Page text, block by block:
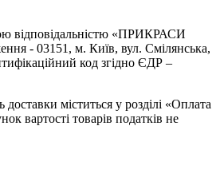
вiдповiдальнiстю «ПРИКРАСИ
- 03151, м. Київ, вул. Смілянська,
код згідно ЄДР –
доставки міститься у розділі «Оплата
вартості товарів податків не